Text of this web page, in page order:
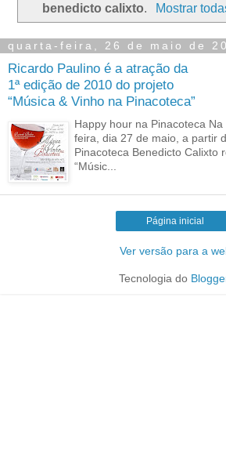
benedicto calixto. Mostrar
quarta-feira, 26 de maio de
Ricardo Paulino é a atração da
1ª edição de 2010 do projeto
“Música & Vinho na Pinacoteca”
Happy hour na Pinacoteca
feira, dia 27 de maio, a partir
Pinacoteca Benedicto Calixto
“Músic...
Página inicial
Ver versão para a
Tecnologia do